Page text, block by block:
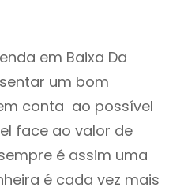
em Baixa Da
um bom
conta ao possível
face ao valor de
é assim uma
é cada vez mais